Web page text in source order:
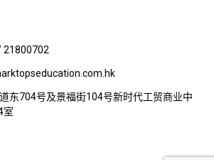
21800702
东704号及景福街104号新时代工贸商业中
室